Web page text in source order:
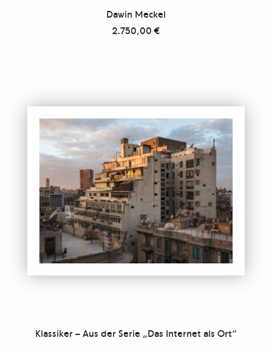
Dawin Meckel
2.750,00€
Klassiker – Aus der Serie „Das Internet als Ort“